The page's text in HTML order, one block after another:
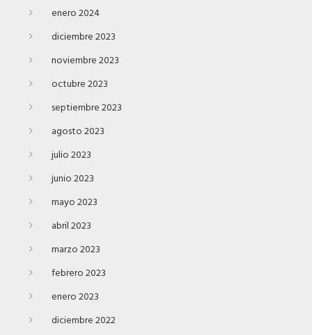
enero 2024
diciembre 2023
noviembre 2023
octubre 2023
septiembre 2023
agosto 2023
julio 2023
junio 2023
mayo 2023
abril 2023
marzo 2023
febrero 2023
enero 2023
diciembre 2022